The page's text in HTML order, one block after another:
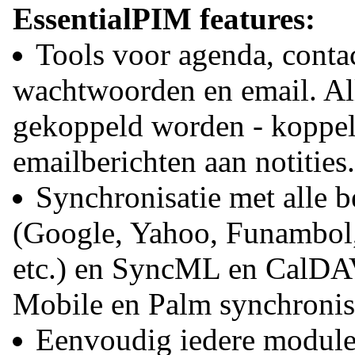
EssentialPIM features:
Tools voor agenda,
wachtwoorden en email.
gekoppeld worden -
emailberichten aan notities.
Synchronisatie met alle
(Google, Yahoo,
etc.) en SyncML en
Mobile en Palm
Eenvoudig iedere